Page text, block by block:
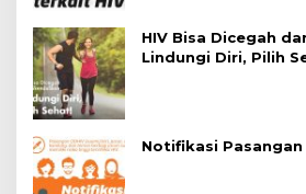
HIV Bisa Dicegah
Lindungi Diri, Pilih
Notifikasi Pasangan